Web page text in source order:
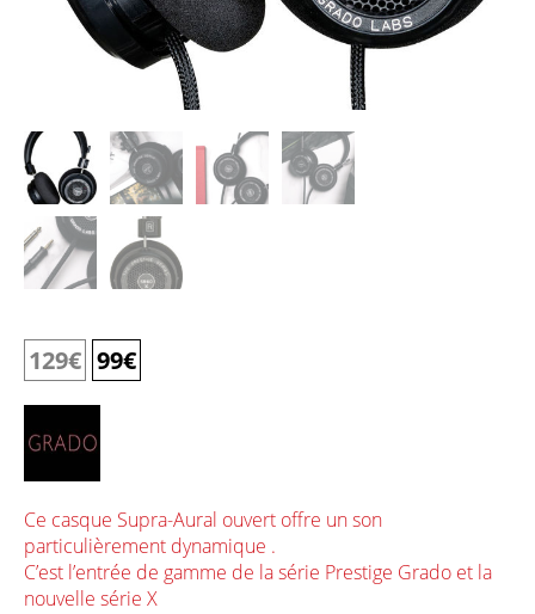
129€ 99€
Ce casque Supra-Aural ouvert offre un son
particulièrement dynamique .
C’est l’entrée de gamme de la série Prestige Grado et la
nouvelle série X